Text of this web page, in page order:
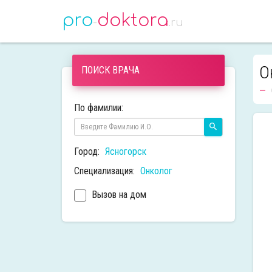
pro-doktora.ru
ПОИСК ВРАЧА
По фамилии:
Город: Ясногорск
Специализация: Онколог
Вызов на дом